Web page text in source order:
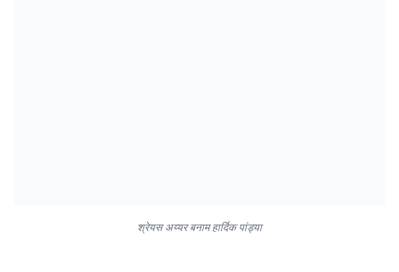
श्रेयस अय्यर बनाम हार्दिक पांड्या